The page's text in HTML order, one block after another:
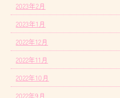
2023年2月
2023年1月
2022年12月
2022年11月
2022年10月
2022年9月